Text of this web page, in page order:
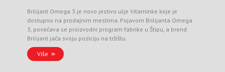
Brilijant Omega 3 je novo jestivo ulje Vitaminke koje je
dostupno na prodajnim mestima. Pojavom Brilijanta Omega
3, povećava se proizvodni program fabrike u Štipu, a brend
Brilijant jača svoju poziciju na tržištu.
Više